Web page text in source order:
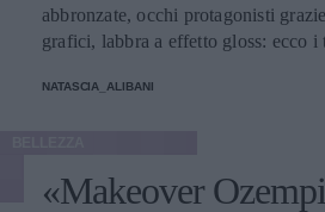
abbronzate, occhi protagonisti
grafici, labbra a effetto gloss: ecco i
NATASCIA_ALIBANI
«Makeover